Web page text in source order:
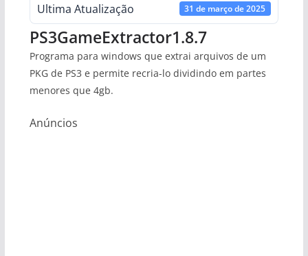
Ultima Atualização 31 de março de 2025
PS3GameExtractor1.8.7
Programa para windows que extrai arquivos de um
PKG de PS3 e permite recria-lo dividindo em partes
menores que 4gb.
Anúncios